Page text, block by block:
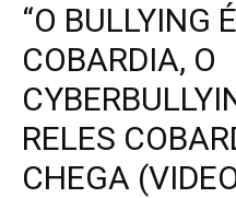
“O BULLYING
COBARDIA, O
RELES
CHEGA